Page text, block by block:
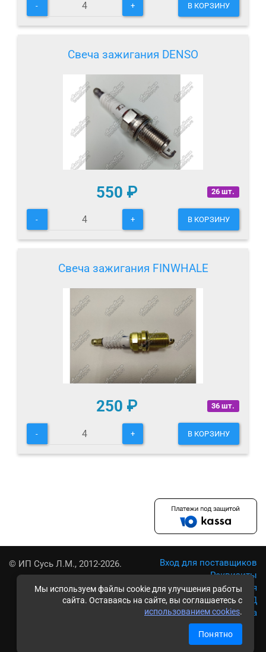
Мы используем файлы cookie для улучшения работы
сайта. Оставаясь на сайте, вы соглашаетесь с
использованием cookies.
Понятно
- + В КОРЗИНУ
Свеча зажигания DENSO
26 шт.
550 ₽
- + В КОРЗИНУ
Свеча зажигания FINWHALE
36 шт.
250 ₽
- + В КОРЗИНУ
© ИП Сусь Л.М., 2012-2026.
Вход для поставщиков
Реквизиты
Условия использования
Политика обработки ПД
Карта сайта